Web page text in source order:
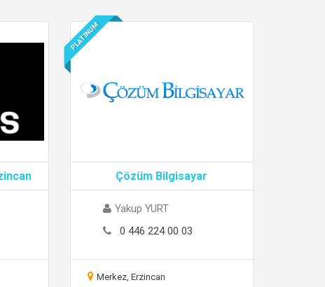
PLATINUM
Çözüm Bilgisayar
Yakup YURT
0 446 224 00 03
Merkez, Erzincan